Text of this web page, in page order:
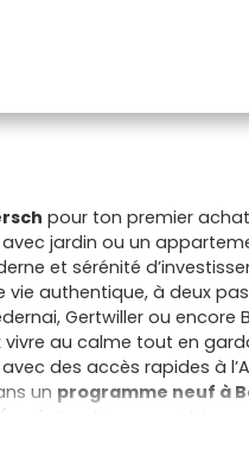
pour ton premier
jardin ou un
et sérénité
authentique, à deux
Gertwiller ou encore
vivre au calme tout en
des accès rapides à
un programme neuf à
achèvement,
tes charges au